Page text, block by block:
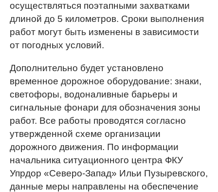
осуществляться поэтапными захватками
длиной до 5 километров. Сроки выполнения
работ могут быть изменены в зависимости
от погодных условий.
Дополнительно будет установлено
временное дорожное оборудование: знаки,
светофоры, водоналивные барьеры и
сигнальные фонари для обозначения зоны
работ. Все работы проводятся согласно
утвержденной схеме организации
дорожного движения. По информации
начальника ситуационного центра ФКУ
Упрдор «Северо-Запад» Ильи Пузыревского,
данные меры направлены на обеспечение